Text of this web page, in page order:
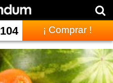
104 ¡ Comprar !